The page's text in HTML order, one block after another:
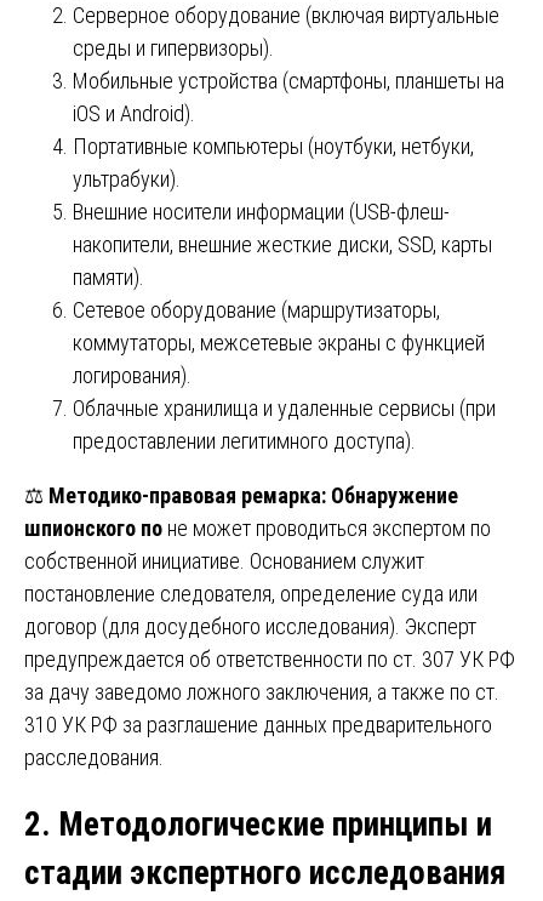
Серверное оборудование (включая виртуальные
среды и гипервизоры).
Мобильные устройства (смартфоны, планшеты на
iOS и Android).
Портативные компьютеры (ноутбуки, нетбуки,
ультрабуки).
Внешние носители информации (USB-флеш-
накопители, внешние жесткие диски, SSD, карты
памяти).
Сетевое оборудование (маршрутизаторы,
коммутаторы, межсетевые экраны с функцией
логирования).
Облачные хранилища и удаленные сервисы (при
предоставлении легитимного доступа).
⚖️ Методико-правовая ремарка: Обнаружение
шпионского по не может проводиться экспертом по
собственной инициативе. Основанием служит
постановление следователя, определение суда или
договор (для досудебного исследования). Эксперт
предупреждается об ответственности по ст. 307 УК РФ
за дачу заведомо ложного заключения, а также по ст.
310 УК РФ за разглашение данных предварительного
расследования.
2. Методологические принципы и
стадии экспертного исследования